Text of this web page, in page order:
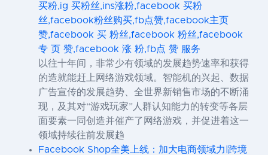
买粉,ig 买粉丝,ins涨粉,facebook 买粉
丝,facebook粉丝购买,fb点赞,facebook主页
赞,facebook 买 粉丝,facebook 粉丝,facebook
专 页 赞,facebook 涨 粉,fb点 赞 服务
以往十年间，非常少有领域的发展趋势速率和获得
的造就能赶上网络游戏领域。智能机的兴起、数据
广告宣传的发展趋势、全世界新销售市场的不断涌
现，及其对“游戏玩家”人群认知能力的转变等各层
面要素一同创造并催产了网络游戏，并促进着这一
领域持续往前发展趋
Facebook Shop全美上线：加大电商领域力|跨境